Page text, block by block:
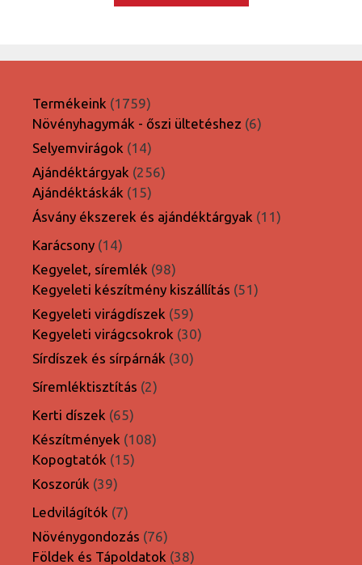
Termékeink 17591759
termék
Növényhagymák - őszi ültetéshez 66
Selyemvirágok 1414
termék
Ajándéktárgyak 256256
Ajándéktáskák 1515
termék
Ásvány ékszerek és ajándéktárgyak 1111
Karácsony 1414
termék
Kegyelet, síremlék 9898
termék
Kegyeleti készítmény kiszállítás 5151
Kegyeleti virágdíszek 5959
termék
Kegyeleti virágcsokrok 3030
Sírdíszek és sírpárnák 3030
Síremléktisztítás 22
Kerti díszek 6565
termék
Készítmények 108108
Kopogtatók 1515
Koszorúk 3939
termék
Ledvilágítók 77
termék
Növénygondozás 7676
termék
Földek és Tápoldatok 3838